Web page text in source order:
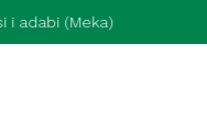
i adabi (Meka)